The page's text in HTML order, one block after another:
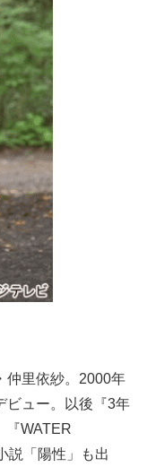
仲里依紗。2000年
ビュー。以後『3年
『WATER
説「陽性」も出